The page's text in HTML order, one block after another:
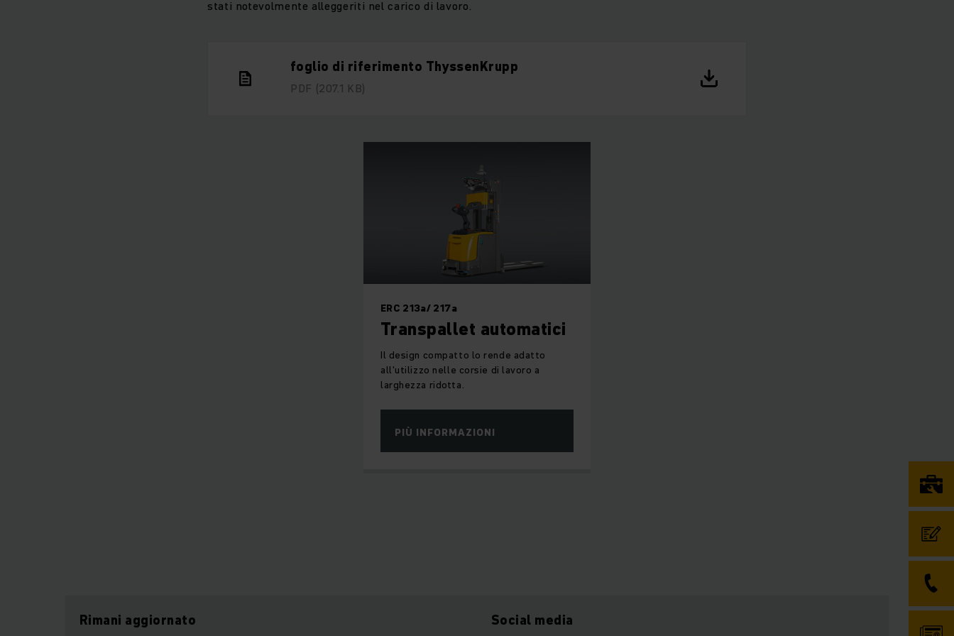
stati notevolmente alleggeriti nel carico di lavoro.
foglio di riferimento ThyssenKrupp
PDF (207.1 KB)
ERC 213a/ 217a
Transpallet automatici
Il design compatto lo rende adatto
all'utilizzo nelle corsie di lavoro a
larghezza ridotta.
PIÙ INFORMAZIONI
Rimani aggiornato Social media